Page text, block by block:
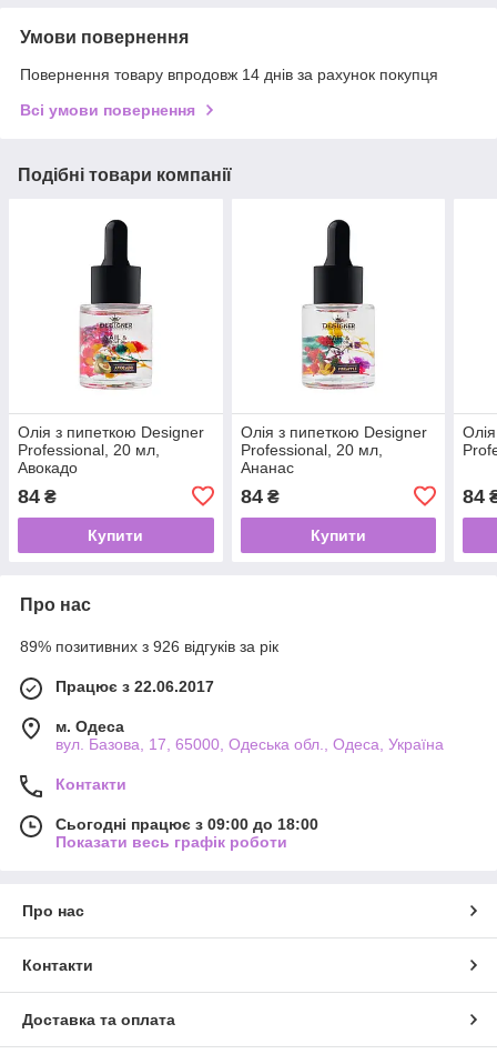
Умови повернення
Повернення товару впродовж 14 днів за рахунок покупця
Всі умови повернення
Подібні товари компанії
Олія з пипеткою Designer
Professional, 20 мл,
Авокадо
84 ₴
Купити
Олія з пипеткою Designer
Professional, 20 мл,
Ананас
84₴
Купити
84
Про нас
89% позитивних з 926 відгуків за рік
Працює з 22.06.2017
м. Одеса
вул. Базова, 17, 65000, Одеська обл., Одеса, Україна
Контакти
Сьогодні працює з 09:00 до 18:00
Показати весь графік роботи
Про нас
Контакти
Доставка та оплата